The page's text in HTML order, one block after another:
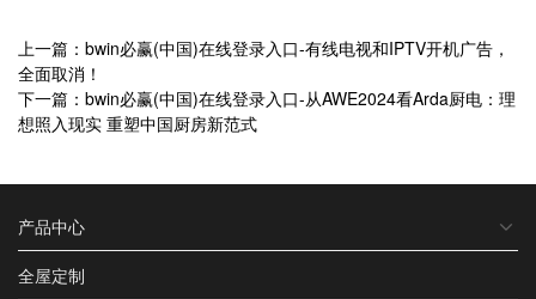
上一篇：bwin必赢(中国)在线登录入口-有线电视和IPTV开机广告，
全面取消！
下一篇：bwin必赢(中国)在线登录入口-从AWE2024看Arda厨电：理
想照入现实 重塑中国厨房新范式
产品中心
全屋定制